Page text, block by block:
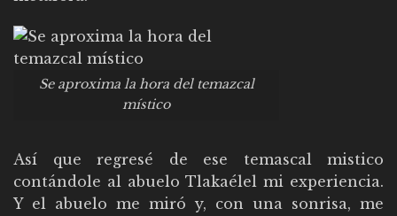
Se aproxima la hora del temazcal
místico
Así que regresé de ese temascal mistico
contándole al abuelo Tlakaélel mi experiencia.
Y el abuelo me miró y, con una sonrisa, me